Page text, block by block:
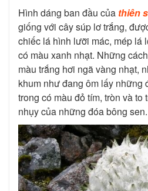
Hình dáng ban đầu của thiên
giống với cây súp lơ trắng,
chiếc lá hình lưỡi mác, mép lá
có màu xanh nhạt. Những
màu trắng hơi ngã vàng nhạt,
khum như đang ôm lấy những
trong có màu đỏ tím, tròn và
nhụy của những đóa bông sen.